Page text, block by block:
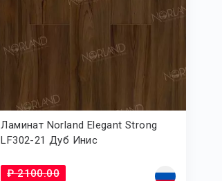
Ламинат Norland Elegant Strong
LF302-21 Дуб Инис
₽ 2100.00